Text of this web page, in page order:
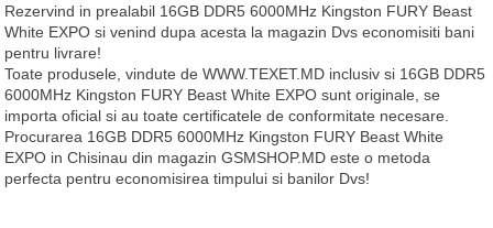
Rezervind in prealabil 16GB DDR5 6000MHz Kingston FURY Beast
White EXPO si venind dupa acesta la magazin Dvs economisiti bani
pentru livrare!
Toate produsele, vindute de WWW.TEXET.MD inclusiv si 16GB DDR5
6000MHz Kingston FURY Beast White EXPO sunt originale, se
importa oficial si au toate certificatele de conformitate necesare.
Procurarea 16GB DDR5 6000MHz Kingston FURY Beast White
EXPO in Chisinau din magazin GSMSHOP.MD este o metoda
perfecta pentru economisirea timpului si banilor Dvs!